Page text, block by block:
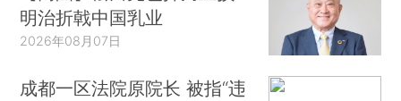
明治折戟中国乳业
2026年08月07日
成都一区法院原院长 被指“违